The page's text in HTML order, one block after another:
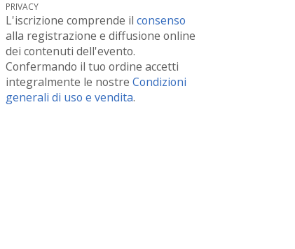
PRIVACY
L'iscrizione comprende ilconsenso
alla registrazione e diffusione online
dei contenuti dell'evento.
Confermando il tuo ordine accetti
integralmente le nostreCondizioni
generali di uso e vendita.